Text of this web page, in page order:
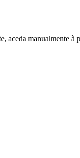
aceda manualmente